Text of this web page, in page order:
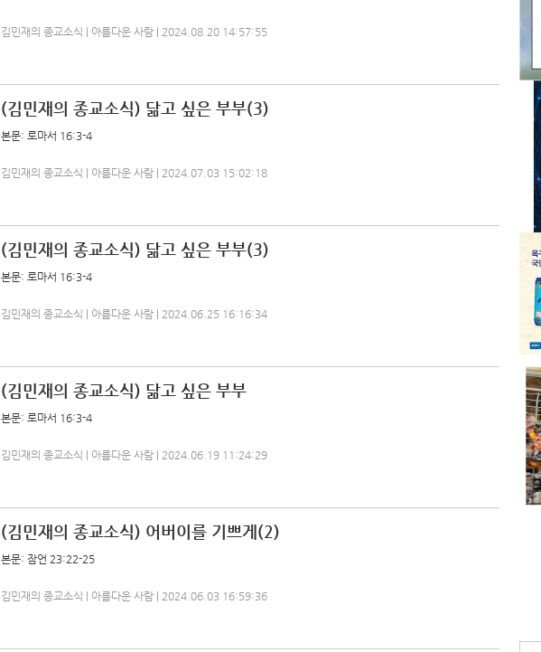
김민재의 종교소식 | 아름다운 사람 | 2024.08.20 14:57:55
(김민재의 종교소식) 닮고 싶은 부부(3)
본문: 로마서 16:3-4
김민재의 종교소식 | 아름다운 사람 | 2024.07.03 15:02:18
(김민재의 종교소식) 닮고 싶은 부부(3)
본문: 로마서 16:3-4
김민재의 종교소식 | 아름다운 사람 | 2024.06.25 16:16:34
(김민재의 종교소식) 닮고 싶은 부부
본문: 로마서 16:3-4
김민재의 종교소식 | 아름다운 사람 | 2024.06.19 11:24:29
(김민재의 종교소식) 어버이를 기쁘게(2)
본문: 잠언 23:22-25
김민재의 종교소식 | 아름다운 사람 | 2024.06.03 16:59:36